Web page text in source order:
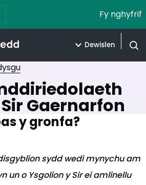
Fy nghyfrif
Dewislen
Gaernarfon
y gronfa?
sydd wedi mynychu am
un o Ysgolion y Sir ei amlinellu